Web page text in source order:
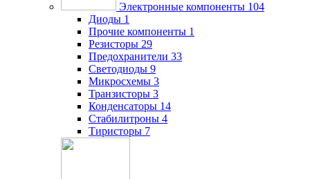
Электронные компоненты 104
Диоды 1
Прочие компоненты 1
Резисторы 29
Предохранители 33
Светодиоды 9
Микросхемы 3
Транзисторы 3
Конденсаторы 14
Стабилитроны 4
Тиристоры 7